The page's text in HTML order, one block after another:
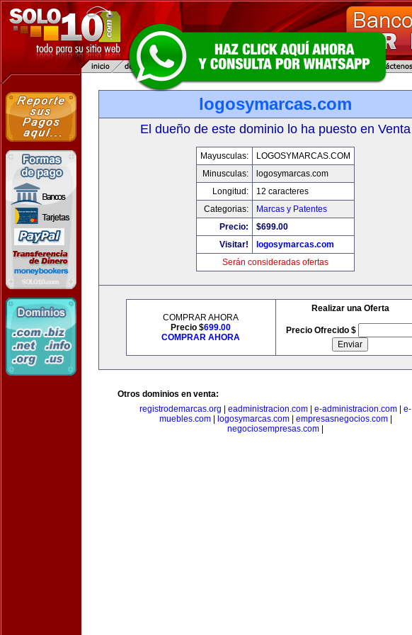
logosymarcas.com
El dueño de este dominio lo ha puesto en Venta
Mayusculas:
LOGOSYMARCAS.COM
Minusculas:
logosymarcas.com
Longitud:
12 caracteres
Categorias:
Marcas y Patentes
Precio:
$699.00
Visitar!
logosymarcas.com
Serán consideradas ofertas
COMPRAR AHORA
Precio $699.00
COMPRAR AHORA
Realizar una Oferta
Precio Ofrecido $
Otros dominios en venta:
registrodemarcas.org
eadministracion.com e-administracion.com
e-
muebles.com| logosymarcas.com| empresasnegocios.com|
negociosempresas.com